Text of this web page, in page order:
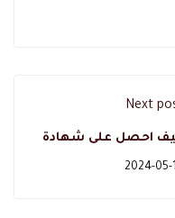
Next
احصل على شهادة
2024-05-